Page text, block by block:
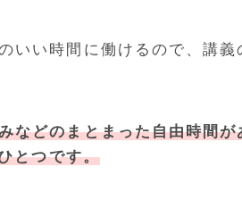
いい時間に働けるので、講
などのまとまった自由時間
とつです。